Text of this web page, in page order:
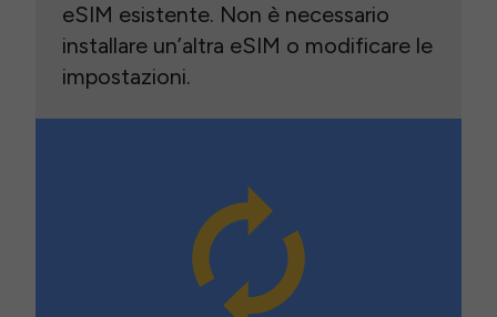
eSIM esistente. Non è necessario
installare un’altra eSIM o modificare le
impostazioni.